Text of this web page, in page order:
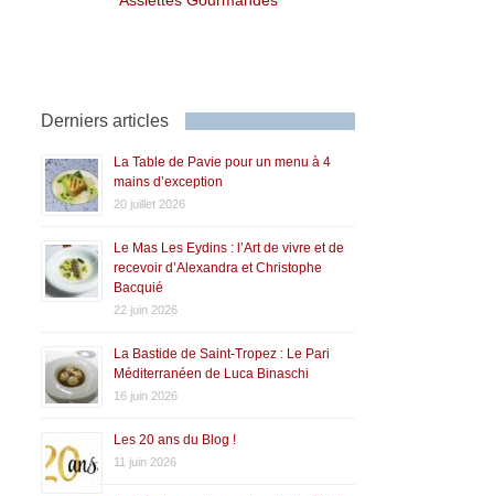
Derniers articles
La Table de Pavie pour un menu à 4
mains d’exception
20 juillet 2026
Le Mas Les Eydins : l’Art de vivre et de
recevoir d’Alexandra et Christophe
Bacquié
22 juin 2026
La Bastide de Saint-Tropez : Le Pari
Méditerranéen de Luca Binaschi
16 juin 2026
Les 20 ans du Blog !
11 juin 2026